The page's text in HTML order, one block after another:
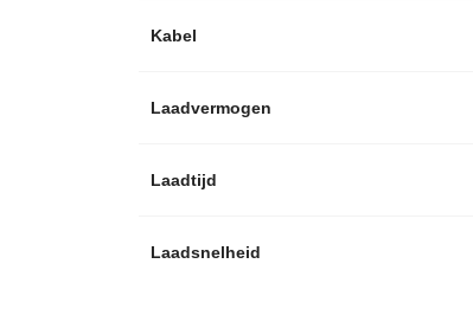
Kabel
Laadvermogen
Laadtijd
Laadsnelheid